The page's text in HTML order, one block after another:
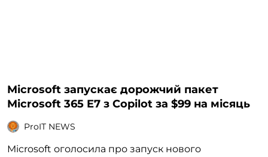
Microsoft запускає дорожчий пакет
Microsoft 365 E7 з Copilot за $99 на місяць
ProIT NEWS
Microsoft оголосила про запуск нового